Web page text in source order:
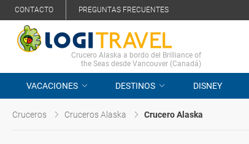
CONTACTO PREGUNTAS FRECUENTES
Crucero Alaska a bordo del Brilliance of
the Seas desde Vancouver (Canadá)
VACACIONES DESTINOS DISNEY
Cruceros Cruceros Alaska Crucero Alaska